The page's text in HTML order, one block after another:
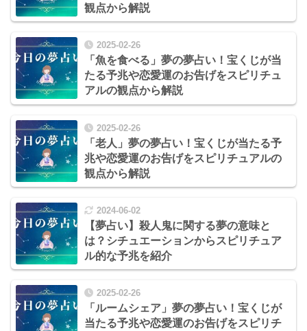
観点から解説
2025-02-26
「魚を食べる」夢の夢占い！宝くじが当
たる予兆や恋愛運のお告げをスピリチュ
アルの観点から解説
2025-02-26
「老人」夢の夢占い！宝くじが当たる予
兆や恋愛運のお告げをスピリチュアルの
観点から解説
2024-06-02
【夢占い】殺人鬼に関する夢の意味と
は？シチュエーションからスピリチュア
ル的な予兆を紹介
2025-02-26
「ルームシェア」夢の夢占い！宝くじが
当たる予兆や恋愛運のお告げをスピリチ